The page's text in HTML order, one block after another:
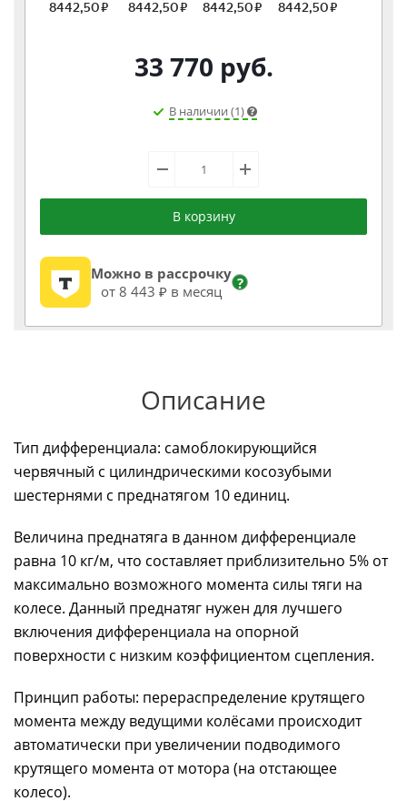
33 770 руб.
В наличии (1)
В корзину
Можно в рассрочку
от 8 443 ₽ в месяц
?
Описание
Тип дифференциала: самоблокирующийся
червячный с цилиндрическими косозубыми
шестернями с преднатягом 10 единиц.
Величина преднатяга в данном дифференциале
равна 10 кг/м, что составляет приблизительно 5% от
максимально возможного момента силы тяги на
колесе. Данный преднатяг нужен для лучшего
включения дифференциала на опорной
поверхности с низким коэффициентом сцепления.
Принцип работы: перераспределение крутящего
момента между ведущими колёсами происходит
автоматически при увеличении подводимого
крутящего момента от мотора (на отстающее
колесо).